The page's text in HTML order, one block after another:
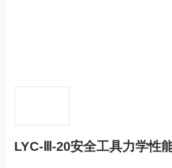
LYC-Ⅲ-20安全工具力学性